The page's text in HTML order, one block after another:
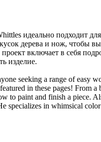
идеально подходит
дерева и нож, чтобы
включает в себя
изделие.
seeking a range of easy
in these pages! From a
to paint and finish a piece.
specializes in whimsical